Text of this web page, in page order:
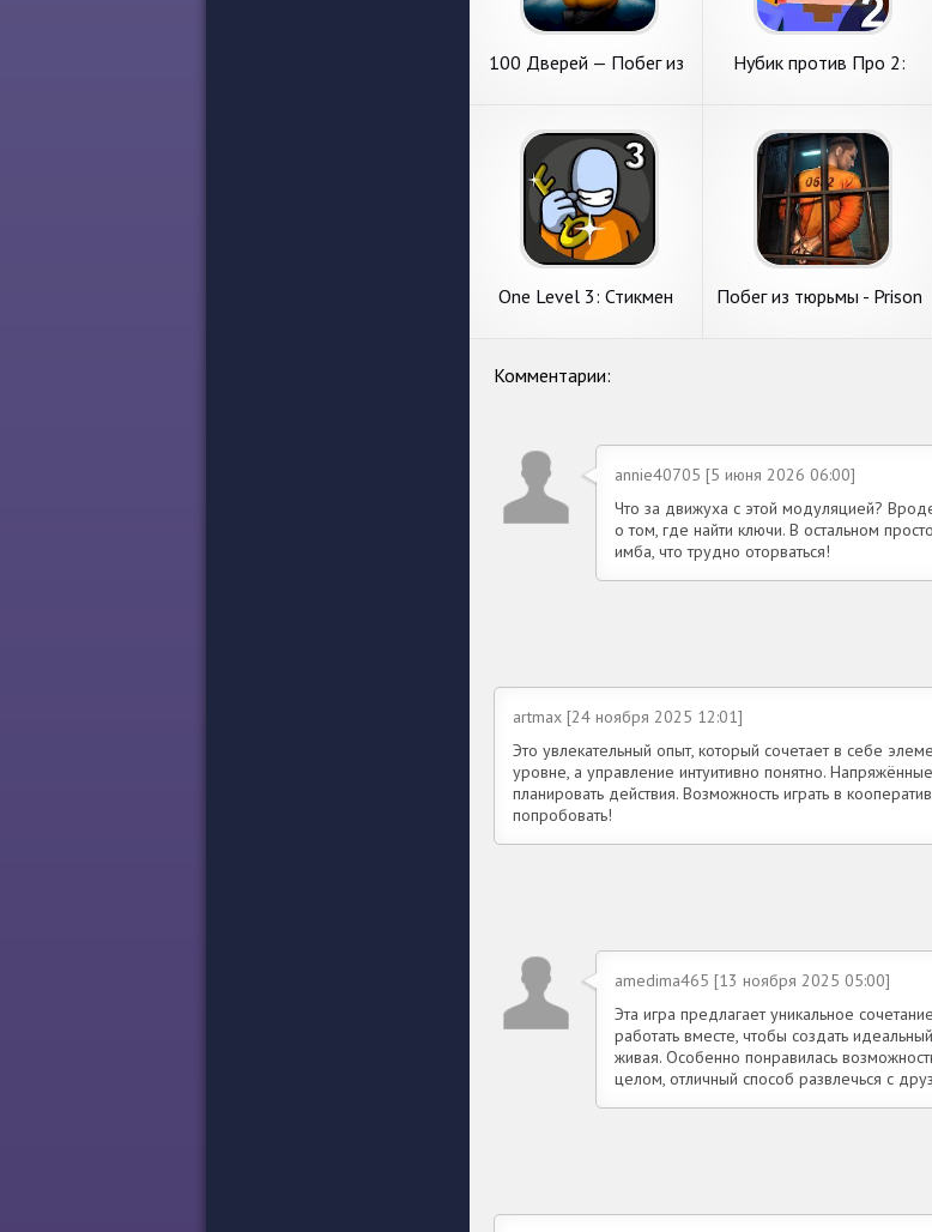
100 Дверей — Побег из
Нубик против Про 2:
One Level 3: Стикмен
Побег из тюрьмы - Prison
Комментарии:
annie40705 [5 июня 2026 06:00]
Что за движуха с этой модуляцией?
о том, где найти ключи. В остальном
имба, что трудно оторваться!
artmax [24 ноября 2025 12:01]
Это увлекательный опыт, который сочетает в себе
уровне, а управление интуитивно понятно.
планировать действия. Возможность играть в
попробовать!
amedima465 [13 ноября 2025 05:00]
Эта игра предлагает уникальное
работать вместе, чтобы создать
живая. Особенно понравилась
целом, отличный способ развлечься с